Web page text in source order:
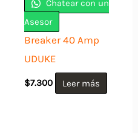
Chatear con un
Asesor
Breaker 40 Amp
UDUKE
$7.300 Leer más